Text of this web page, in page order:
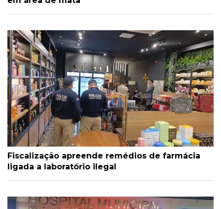
Fiscalização apreende remédios de farmácia
ligada a laboratório ilegal